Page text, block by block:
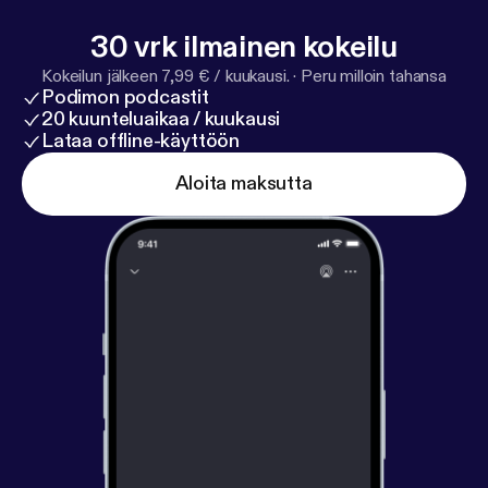
30 vrk ilmainen kokeilu
Kokeilun jälkeen 7,99 € / kuukausi. · Peru milloin tahansa
Podimon podcastit
20 kuunteluaikaa / kuukausi
Lataa offline-käyttöön
Aloita maksutta